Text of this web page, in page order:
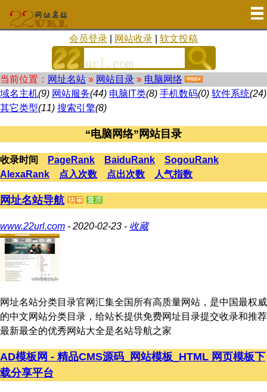
会员登录 网站收录 软文投稿
当前位置： 网址名站 » 网站目录 » 电脑网络
域名主机(9) 网站服务(44) 电脑IT类(8) 手机数码(0) 软件系统(24)
其它类型(11) 搜索引擎(8)
“电脑网络”网站目录
收录时间 PageRank BaiduRank
SogouRank
AlexaRank
点入次数 点出次数 人气指数
网址名站导航
www.22url.com - 2020-02-23 - 收藏
网址名站分类目录官网汇集全国所有高质量网站，是中国最权威
的中文网站分类目录，给站长提供免费网址目录提交收录和推荐
最新最全的优秀网站大全是名站导航之家
AD模板网 - 精品CMS源码_网站模板_HTML 网页模板下
载分享平台